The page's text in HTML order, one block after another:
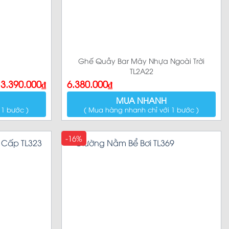
3.390.000₫
bước )
Ghế Quầy Bar Mây Nhựa Ngoài Trời
TL2A22
6.380.000₫
MUA NHANH
( Mua hàng nhanh chỉ với 1 bước )
-16%